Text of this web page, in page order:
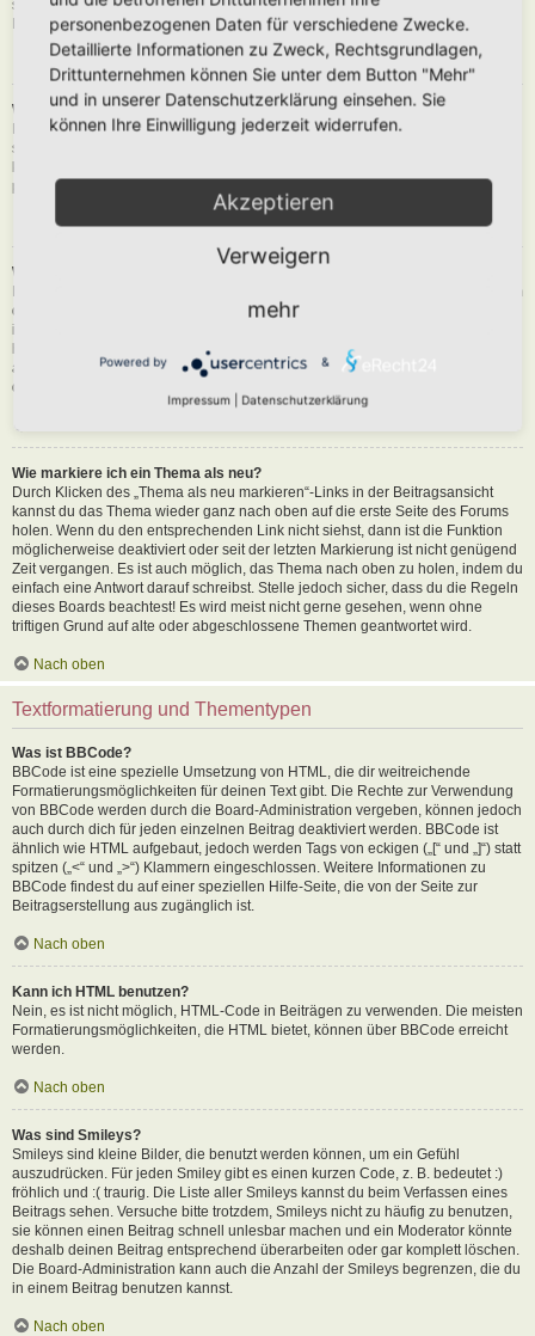
siehst du eine Schaltfläche in der Nähe des Beitrags, um diesen zu melden.
Du wirst dann durch die weiteren Schritte geführt.
Nach oben
Was bewirkt die „Speichern“-Schaltfläche beim Schreiben eines Beitrags?
Hiermit kannst du die geschriebene Entwürfe speichern und zu einem
späteren Zeitpunkt vervollständigen und absenden. Den gesicherten Beitrag
kannst du mit der Funktion „Gespeicherte Entwürfe verwalten“ in deinem
persönlichen Bereich erneut laden.
Nach oben
Warum muss mein Beitrag erst freigegeben werden?
Die Board-Administration kann entschieden haben, dass in dem Forum, in dem
du einen Beitrag erstellt hast, die Beiträge zuerst geprüft werden müssen. Es
ist auch möglich, dass die Administration dich zu einer Gruppe von Benutzern
hinzugefügt hat, bei denen sie die Beiträge erst begutachten möchte, bevor sie
auf der Seite sichtbar werden. Bitte kontaktiere die Board-Administration, wenn
du weitere Informationen dazu benötigst.
Wie markiere ich ein Thema als neu?
Durch Klicken des „Thema als neu markieren“-Links in der Beitragsansicht
kannst du das Thema wieder ganz nach oben auf die erste Seite des Forums
holen. Wenn du den entsprechenden Link nicht siehst, dann ist die Funktion
möglicherweise deaktiviert oder seit der letzten Markierung ist nicht genügend
Zeit vergangen. Es ist auch möglich, das Thema nach oben zu holen, indem du
einfach eine Antwort darauf schreibst. Stelle jedoch sicher, dass du die Regeln
dieses Boards beachtest! Es wird meist nicht gerne gesehen, wenn ohne
triftigen Grund auf alte oder abgeschlossene Themen geantwortet wird.
Nach oben
Textformatierung und Thementypen
Was ist BBCode?
BBCode ist eine spezielle Umsetzung von HTML, die dir weitreichende
Formatierungsmöglichkeiten für deinen Text gibt. Die Rechte zur Verwendung
von BBCode werden durch die Board-Administration vergeben, können jedoch
auch durch dich für jeden einzelnen Beitrag deaktiviert werden. BBCode ist
ähnlich wie HTML aufgebaut, jedoch werden Tags von eckigen („[“ und „]“) statt
spitzen („<“ und „>“) Klammern eingeschlossen. Weitere Informationen zu
BBCode findest du auf einer speziellen Hilfe-Seite, die von der Seite zur
Beitragserstellung aus zugänglich ist.
Nach oben
Kann ich HTML benutzen?
Nein, es ist nicht möglich, HTML-Code in Beiträgen zu verwenden. Die meisten
Formatierungsmöglichkeiten, die HTML bietet, können über BBCode erreicht
werden.
Nach oben
Was sind Smileys?
Smileys sind kleine Bilder, die benutzt werden können, um ein Gefühl
auszudrücken. Für jeden Smiley gibt es einen kurzen Code, z. B. bedeutet :)
fröhlich und :( traurig. Die Liste aller Smileys kannst du beim Verfassen eines
Beitrags sehen. Versuche bitte trotzdem, Smileys nicht zu häufig zu benutzen,
sie können einen Beitrag schnell unlesbar machen und ein Moderator könnte
deshalb deinen Beitrag entsprechend überarbeiten oder gar komplett löschen.
Die Board-Administration kann auch die Anzahl der Smileys begrenzen, die du
in einem Beitrag benutzen kannst.
Nach oben
personenbezogenen Daten für verschiedene Zwecke.
Detaillierte Informationen zu Zweck, Rechtsgrundlagen,
Drittunternehmen können Sie unter dem Button "Mehr"
und in unserer Datenschutzerklärung einsehen. Sie
können Ihre Einwilligung jederzeit widerrufen.
Akzeptieren
Verweigern
mehr
Powered by &
Impressum Datenschutzerklärung